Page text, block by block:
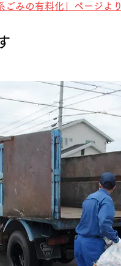
ごみの有料化」ページより